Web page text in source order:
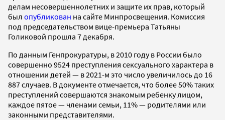
делам несовершеннолетних и защите их прав, который
был опубликован на сайте Минпросвещения. Комиссия
под председательством вице-премьера Татьяны
Голиковой прошла 7 декабря.
По данным Генпрокуратуры, в 2010 году в России было
совершенно 9524 преступления сексуального характера в
отношении детей — в 2021-м это число увеличилось до 16
887 случаев. В документе отмечается, что более 50% таких
преступлений совершаются знакомым ребенку лицом,
каждое пятое — членами семьи, 11% — родителями или
законными представителями.